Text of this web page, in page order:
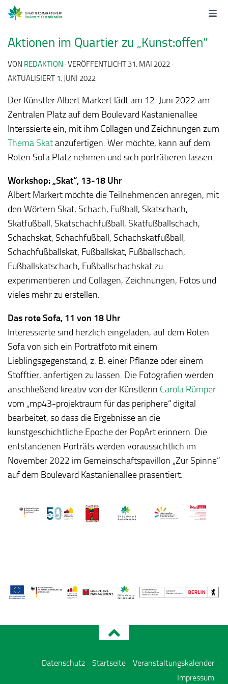
Aktionen im Quartier zu „Kunst:offen”
VON REDAKTION · VERÖFFENTLICHT 31. MAI 2022 ·
AKTUALISIERT 1. JUNI 2022
Der Künstler Albert Markert lädt am 12. Juni 2022 am
Zentralen Platz auf dem Boulevard Kastanienallee
Interssierte ein, mit ihm Collagen und Zeichnungen zum
Thema Skatanzufertigen. Wer möchte, kann auf dem
Roten Sofa Platz nehmen und sich porträtieren lassen.
Workshop: „Skat“, 13-18 Uhr
Albert Markert möchte die Teilnehmenden anregen, mit
den Wörtern Skat, Schach, Fußball, Skatschach,
Skatfußball, Skatschachfußball, Skatfußballschach,
Schachskat, Schachfußball, Schachskatfußball,
Schachfußballskat, Fußballskat, Fußballschach,
Fußballskatschach, Fußballschachskat zu
experimentieren und Collagen, Zeichnungen, Fotos und
vieles mehr zu erstellen.
Das rote Sofa, 11 von 18 Uhr
Interessierte sind herzlich eingeladen, auf dem Roten
Sofa von sich ein Porträtfoto mit einem
Lieblingsgegenstand, z. B. einer Pflanze oder einem
Stofftier, anfertigen zu lassen. Die Fotografien werden
anschließend kreativ von der Künstlerin Carola Rümper
vom „mp43-projektraum für das periphere“ digital
bearbeitet, so dass die Ergebnisse an die
kunstgeschichtliche Epoche der PopArt erinnern. Die
entstandenen Porträts werden voraussichtlich im
November 2022 im Gemeinschaftspavillon „Zur Spinne“
auf dem Boulevard Kastanienallee präsentiert.
Veranstaltungskalender
Startseite
Datenschutz
Impressum